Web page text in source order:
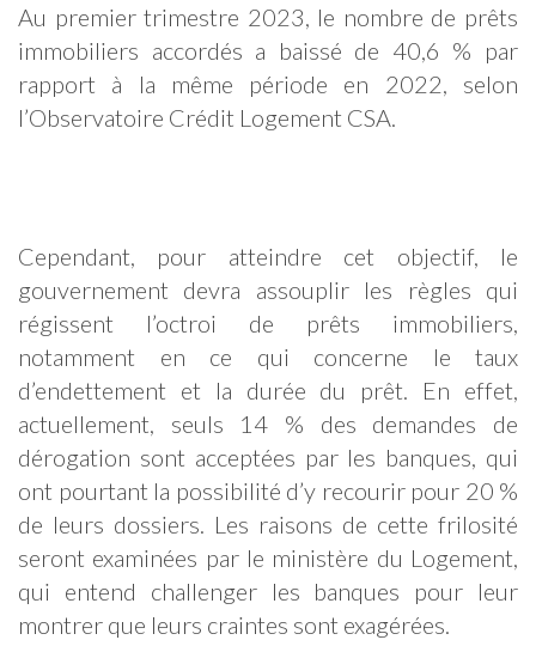
Au premier trimestre 2023, le nombre de prêts
immobiliers accordés a baissé de 40,6 % par
rapport à la même période en 2022, selon
l’Observatoire Crédit Logement CSA.
Cependant, pour atteindre cet objectif, le
gouvernement devra assouplir les règles qui
régissent l’octroi de prêts immobiliers,
notamment en ce qui concerne le taux
d’endettement et la durée du prêt. En effet,
actuellement, seuls 14 % des demandes de
dérogation sont acceptées par les banques, qui
ont pourtant la possibilité d’y recourir pour 20 %
de leurs dossiers. Les raisons de cette frilosité
seront examinées par le ministère du Logement,
qui entend challenger les banques pour leur
montrer que leurs craintes sont exagérées.